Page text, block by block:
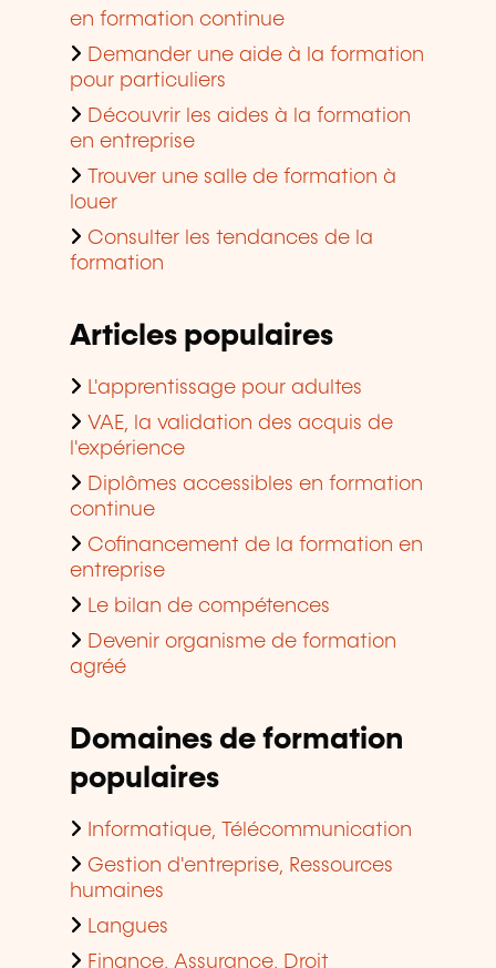
en formation continue
Demander une aide à la formation
pour particuliers
Découvrir les aides à la formation
en entreprise
Trouver une salle de formation à
louer
Consulter les tendances de la
formation
Articles populaires
L'apprentissage pour adultes
VAE, la validation des acquis de
l'expérience
Diplômes accessibles en formation
continue
Cofinancement de la formation en
entreprise
Le bilan de compétences
Devenir organisme de formation
agréé
Domaines de formation
populaires
Informatique, Télécommunication
Gestion d'entreprise, Ressources
humaines
Langues
Finance, Assurance, Droit